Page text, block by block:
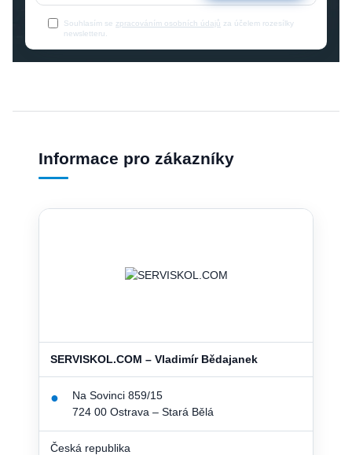
Souhlasím se zpracováním osobních údajů za účelem rozesílky
newsletteru.
Informace pro zákazníky
SERVISKOL.COM – Vladimír Bědajanek
●
Na Sovinci 859/15
724 00 Ostrava – Stará Bělá
Česká republika